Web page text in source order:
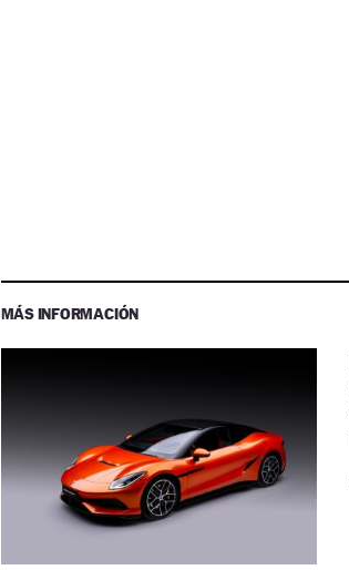
MÁS INFORMACIÓN